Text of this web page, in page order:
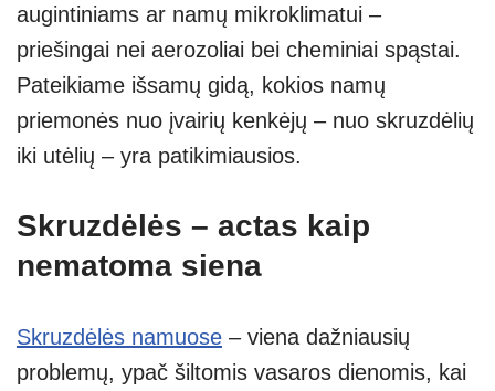
augintiniams ar namų mikroklimatui –
priešingai nei aerozoliai bei cheminiai spąstai.
Pateikiame išsamų gidą, kokios namų
priemonės nuo įvairių kenkėjų – nuo skruzdėlių
iki utėlių – yra patikimiausios.
Skruzdėlės – actas kaip
nematoma siena
Skruzdėlės namuose – viena dažniausių
problemų, ypač šiltomis vasaros dienomis, kai